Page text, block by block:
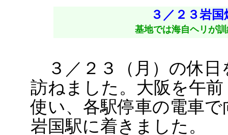
３／２３岩
基地では海自ヘリが
３／２３（月）の休日
訪ねました。大阪を午
使い、各駅停車の電車
岩国駅に着きました。